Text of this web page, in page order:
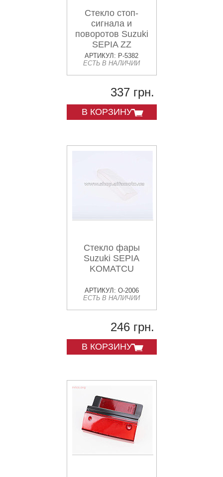
Стекло стоп-
сигнала и
поворотов Suzuki
SEPIA ZZ
KOMATCU
АРТИКУЛ: P-5382
ЕСТЬ В НАЛИЧИИ
337 грн.
В КОРЗИНУ
Стекло фары
Suzuki SEPIA
KOMATCU
АРТИКУЛ: O-2006
ЕСТЬ В НАЛИЧИИ
246 грн.
В КОРЗИНУ